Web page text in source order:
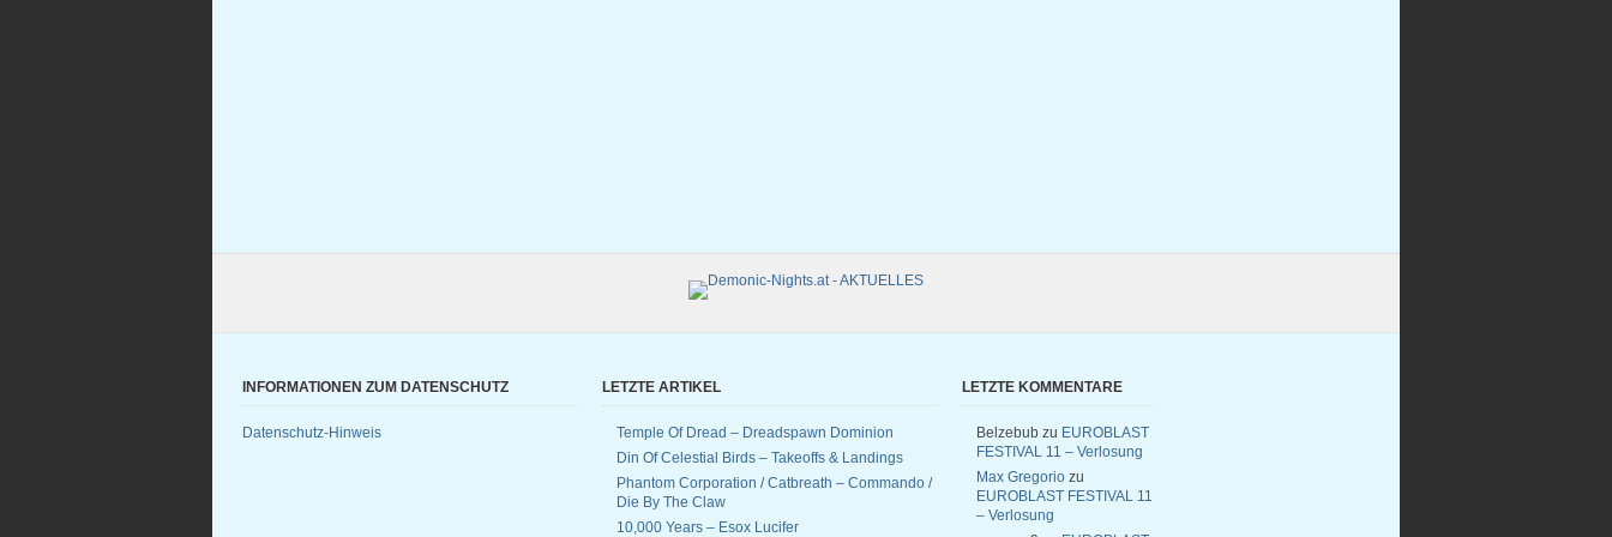
INFORMATIONEN ZUM DATENSCHUTZ
Datenschutz-Hinweis
LETZTE ARTIKEL
Temple Of Dread – Dreadspawn Dominion
Din Of Celestial Birds – Takeoffs & Landings
Phantom Corporation / Catbreath – Commando /
Die By The Claw
10,000 Years – Esox Lucifer
LETZTE KOMMENTARE
Belzebub zu EUROBLAST
FESTIVAL 11 – Verlosung
Max Gregorio zu
EUROBLAST FESTIVAL 11
– Verlosung